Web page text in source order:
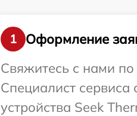
1
Оформление
Свяжитесь с нами по
Специалист
устройства Seek